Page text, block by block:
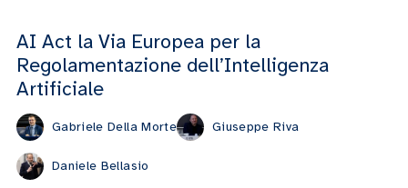
AI Act la Via Europea per la
Regolamentazione dell’Intelligenza
Artificiale
Gabriele Della Morte Giuseppe Riva
Daniele Bellasio